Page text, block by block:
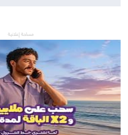
مساحة إعلانية